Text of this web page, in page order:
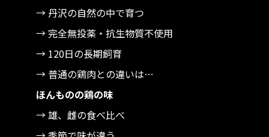
→ 丹沢の自然の中で育つ
→ 完全無投薬・抗生物質不使用
→ 120日の長期飼育
→ 普通の鶏肉との違いは…
ほんものの鶏の味
→ 雄、雌の食べ比べ